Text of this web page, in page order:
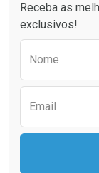
Receba as
exclusivos!
Nome
Email